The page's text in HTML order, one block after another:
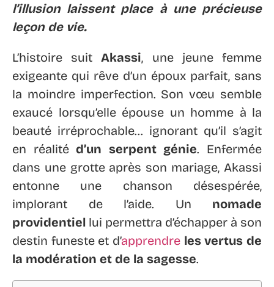
l’illusion laissent place à une précieuse
leçon de vie.
L’histoire suitAkassi, une jeune femme
exigeante qui rêve d’un époux parfait, sans
la moindre imperfection. Son vœu semble
exaucé lorsqu’elle épouse un homme à la
beauté irréprochable… ignorant qu’il s’agit
en réalitéd’un serpent génie. Enfermée
dans une grotte après son mariage, Akassi
entonne une chanson désespérée,
implorant de l’aide. Un nomade
providentiel lui permettra d’échapper à son
destin funeste et d’apprendre les vertus de
la modération et de la sagesse.